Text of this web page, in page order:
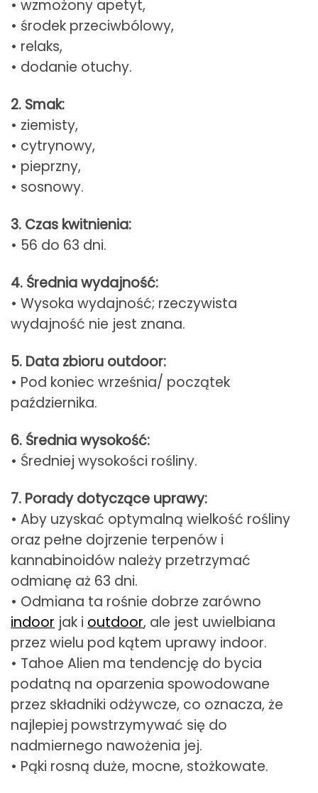
• wzmożony apetyt,
• środek przeciwbólowy,
• relaks,
• dodanie otuchy.
2. Smak:
• ziemisty,
• cytrynowy,
• pieprzny,
• sosnowy.
3. Czas kwitnienia:
• 56 do 63 dni.
4. Średnia wydajność:
• Wysoka wydajność; rzeczywista
wydajność nie jest znana.
5. Data zbioru outdoor:
• Pod koniec września/ początek
października.
6. Średnia wysokość:
• Średniej wysokości rośliny.
7. Porady dotyczące uprawy:
• Aby uzyskać optymalną wielkość rośliny
oraz pełne dojrzenie terpenów i
kannabinoidów należy przetrzymać
odmianę aż 63 dni.
• Odmiana ta rośnie dobrze zarówno
indoor jak i outdoor, ale jest uwielbiana
przez wielu pod kątem uprawy indoor.
• Tahoe Alien ma tendencję do bycia
podatną na oparzenia spowodowane
przez składniki odżywcze, co oznacza, że
najlepiej powstrzymywać się do
nadmiernego nawożenia jej.
• Pąki rosną duże, mocne, stożkowate.